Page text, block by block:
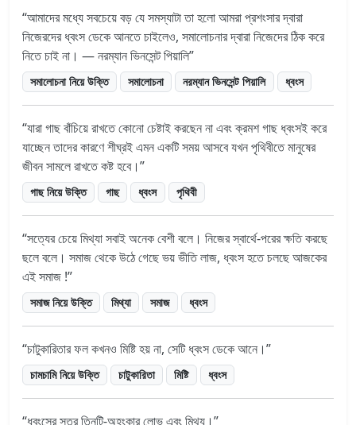
আমাদের মধ্যে সবচেয়ে বড় যে সমস্যাটা তা হলো আমরা প্রশংসার দ্বারা
নিজেরদের ধ্বংস ডেকে আনতে চাইলেও, সমালোচনার দ্বারা নিজেদের ঠিক করে
নিতে চাই না। — নরম্যান ভিনসেন্ট পিয়ালি
সমালোচনা নিয়ে উক্তি সমালোচনা নরম্যান ভিনসেন্ট পিয়ালি ধ্বংস
যারা গাছ বাঁচিয়ে রাখতে কোনো চেষ্টাই করছেন না এবং ক্রমশ গাছ ধ্বংসই করে
যাচ্ছেন তাদের কারণে শীঘ্রই এমন একটি সময় আসবে যখন পৃথিবীতে মানুষের
জীবন সামলে রাখতে কষ্ট হবে।
গাছ নিয়ে উক্তি গাছ ধ্বংস পৃথিবী
সত্যের চেয়ে মিথ্যা সবাই অনেক বেশী বলে। নিজের স্বার্থে-পরের ক্ষতি করছে
ছলে বলে। সমাজ থেকে উঠে গেছে ভয় ভীতি লাজ, ধ্বংস হতে চলছে আজকের
এই সমাজ !
সমাজ নিয়ে উক্তি মিথ্যা সমাজ ধ্বংস
চাটুকারিতার ফল কখনও মিষ্টি হয় না, সেটি ধ্বংস ডেকে আনে।
চামচামি নিয়ে উক্তি চাটুকারিতা মিষ্টি ধ্বংস
ধ্বংসের সূত্র তিনটি-অহংকার লোভ এবং মিথ্য।